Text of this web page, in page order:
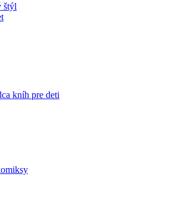
štýl
kníh pre deti